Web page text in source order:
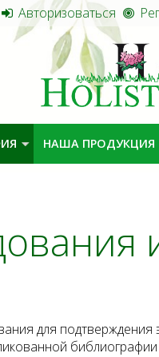
Авторизоваться
НАША ПРОДУКЦИЯ
для